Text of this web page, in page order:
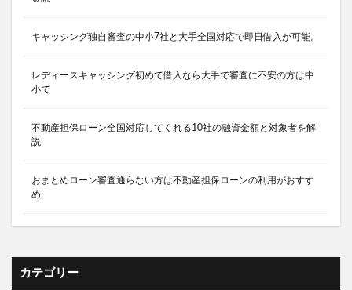
小で
不動産担保ローン全国対応してくれる10社の融資金額と対象者を解
説
おまとめローン審査通らない方は不動産担保ローンの利用がおすす
め
カードローン